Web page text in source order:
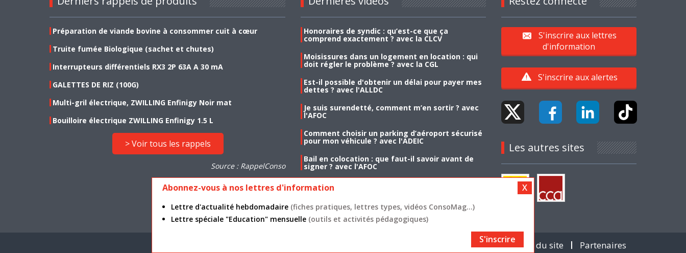
Préparation de viande bovine à consommer cuit à cœur
Truite fumée Biologique (sachet et chutes)
Interrupteurs différentiels RX3 2P 63A A 30 mA
GALETTES DE RIZ (100G)
Multi-gril électrique, ZWILLING Enfinigy Noir mat
Bouilloire électrique ZWILLING Enfinigy 1.5 L
> Voir tous les rappels
Source : RappelConso
Honoraires de syndic : qu’est-ce que ça
comprend exactement ? avec la CLCV
Moisissures dans un logement en location : qui
doit régler le problème ? avec la CGL
Est-il possible d'obtenir un délai pour payer mes
dettes ? avec l'ALLDC
Je suis surendetté, comment m’en sortir ? avec
l'AFOC
Comment choisir un parking d’aéroport sécurisé
pour mon véhicule ? avec l'ADEIC
Bail en colocation : que faut-il savoir avant de
signer ? avec l'AFOC
S'inscrire aux lettres
d'information
S'inscrire aux alertes
Les autres sites
Contact Plan du site Partenaires
Abonnez-vous à nos lettres d'information
Lettre d'actualité hebdomadaire (fiches pratiques, lettres types, vidéos ConsoMag...)
Lettre spéciale "Education" mensuelle (outils et activités pédagogiques)
S'inscrire